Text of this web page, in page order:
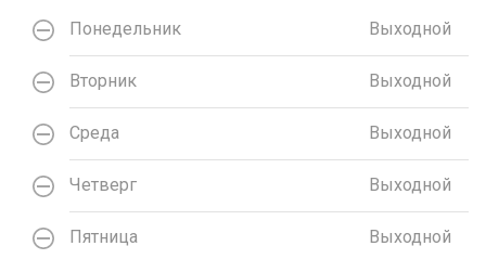
Понедельник Выходной
Вторник Выходной
Среда Выходной
Четверг Выходной
Пятница Выходной